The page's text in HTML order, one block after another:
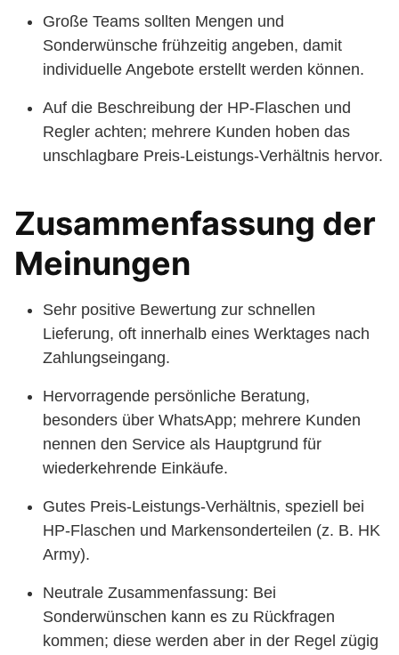
Große Teams sollten Mengen und
Sonderwünsche frühzeitig angeben, damit
individuelle Angebote erstellt werden können.
Auf die Beschreibung der HP-Flaschen und
Regler achten; mehrere Kunden hoben das
unschlagbare Preis-Leistungs-Verhältnis hervor.
Zusammenfassung der
Meinungen
Sehr positive Bewertung zur schnellen
Lieferung, oft innerhalb eines Werktages nach
Zahlungseingang.
Hervorragende persönliche Beratung,
besonders über WhatsApp; mehrere Kunden
nennen den Service als Hauptgrund für
wiederkehrende Einkäufe.
Gutes Preis-Leistungs-Verhältnis, speziell bei
HP-Flaschen und Markensonderteilen (z. B. HK
Army).
Neutrale Zusammenfassung: Bei
Sonderwünschen kann es zu Rückfragen
kommen; diese werden aber in der Regel zügig